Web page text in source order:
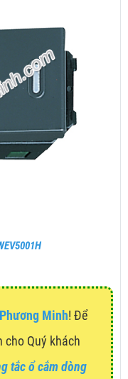
Minh! Để
Quý khách
tắc ổ cắm dòng